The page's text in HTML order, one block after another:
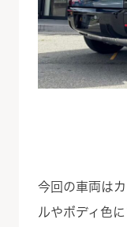
今回の車両は
ルやボディ色